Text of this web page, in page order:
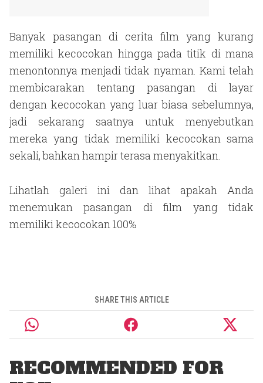
Banyak pasangan di cerita film yang kurang
memiliki kecocokan hingga pada titik di mana
menontonnya menjadi tidak nyaman. Kami telah
membicarakan tentang pasangan di layar
dengan kecocokan yang luar biasa sebelumnya,
jadi sekarang saatnya untuk menyebutkan
mereka yang tidak memiliki kecocokan sama
sekali, bahkan hampir terasa menyakitkan.
Lihatlah galeri ini dan lihat apakah Anda
menemukan pasangan di film yang tidak
memiliki kecocokan 100%
SHARE THIS ARTICLE
RECOMMENDED FOR